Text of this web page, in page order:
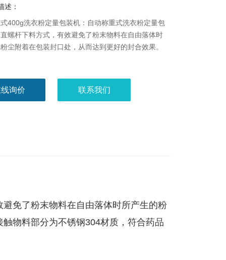
述：
400g洗衣粉定量包装机：自动称重式洗衣粉定量包
螺杆下料方式，有效避免了粉末物料在自由落体时
尘附着在包装封口处，从而达到更好的封合效果。
询价 联系我们
免了粉末物料在自由落体时所产生的粉
物料部分为不锈钢304材质，符合药品